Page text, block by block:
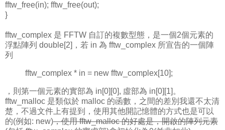
fftw_free(in); fftw_free(out);
}
fftw_complex 是 FFTW 自訂的複數型態，是一個2個元素的
浮點陣列 double[2]，若 in 為 fftw_complex 所宣告的一個陣
列
fftw_complex * in = new fftw_complex[10];
，則第一個元素的實部為 in[0][0], 虛部為 in[0][1]。
fftw_malloc 是類似於 malloc 的函數，之間的差別我還不太清
楚，不過文件上有提到，使用其他開記憶體的方式也是可以
的(例如: new)，使用 fftw_malloc 的好處是，開啟的陣列元素